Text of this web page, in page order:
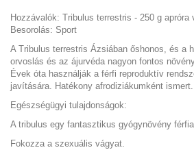
Hozzávalók: Tribulus terrestris - 250 g apróra
Besorolás: Sport
A Tribulus terrestris Ázsiában őshonos, és a
orvoslás és az ájurvéda nagyon fontos
Évek óta használják a férfi reproduktív
javítására. Hatékony afrodiziákumként ismert.
Egészségügyi tulajdonságok:
A tribulus egy fantasztikus gyógynövény
Fokozza a szexuális vágyat.